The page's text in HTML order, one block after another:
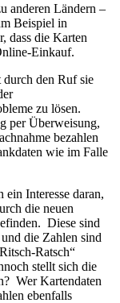
anderen Ländern –
Beispiel in
dass die Karten
Einkauf.
den Ruf sie
zu lösen.
per Überweisung,
bezahlen
wie im Falle
Interesse daran,
die neuen
Diese sind
die Zahlen sind
Ratsch“
stellt sich die
Wer Kartendaten
ebenfalls